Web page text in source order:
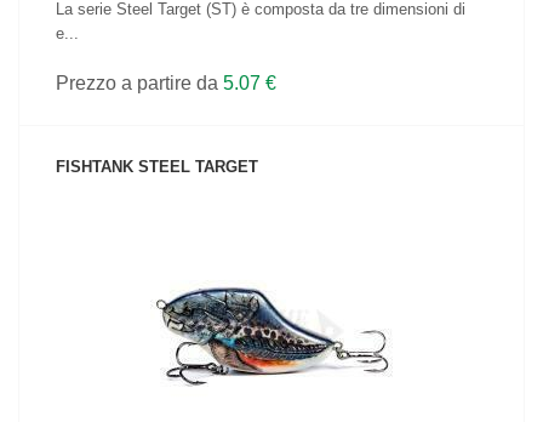
La serie Steel Target (ST) è composta da tre dimensioni di
e...
Prezzo a partire da 5.07 €
FISHTANK STEEL TARGET
VEDI IL PRODOTTO